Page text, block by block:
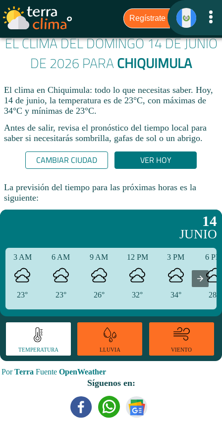
EL CLIMA DEL DOMINGO 14 DE JUNIO
DE 2026 PARA CHIQUIMULA
El clima en Chiquimula: todo lo que necesitas saber. Hoy,
14 de junio, la temperatura es de 23°C, con máximas de
34°C y mínimas de 23°C.
Antes de salir, revisa el pronóstico del tiempo local para
saber si necesitarás sombrilla, gafas de sol o un abrigo.
CAMBIAR CIUDAD VER HOY
La previsión del tiempo para las próximas horas es la
siguiente:
14
JUNIO
3 AM
23°
6 AM
23°
9 AM
26°
12 PM
32°
3 PM
34°
6
28°
TEMPERATURA LLUVIA VIENTO
PorTerra Fuente OpenWeather
Síguenos en: